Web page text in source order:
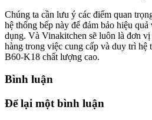
Chúng ta cần lưu ý các điểm quan
hệ thống bếp này để đảm bảo hiệu
dụng. Và Vinakitchen sẽ luôn là đơn
hàng trong việc cung cấp và duy trì hệ
B60-K18 chất lượng cao.
Bình luận
Để lại một bình luận